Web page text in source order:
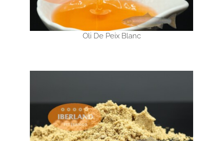
Oli De Peix Blanc